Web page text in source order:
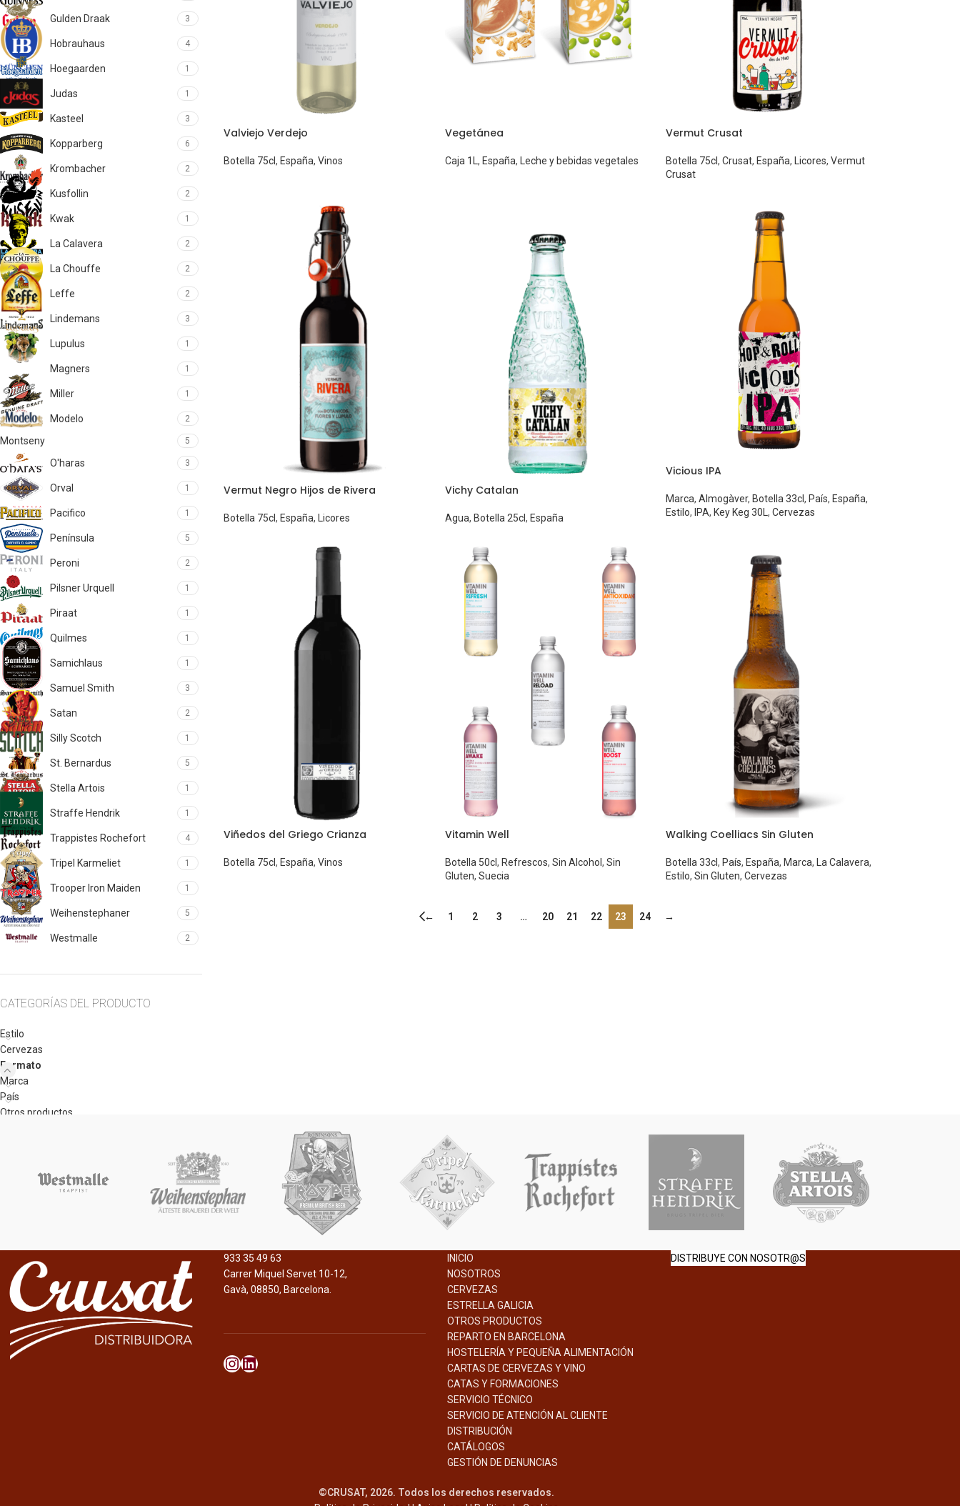
Gulden Draak 3
Hobrauhaus 4
Hoegaarden 1
Judas 1
Kasteel 3
Kopparberg 6
Krombacher 2
Kusfollin 2
Kwak 1
La Calavera 2
La Chouffe 2
Leffe 2
Lindemans 3
Lupulus 1
Magners 1
Miller 1
Modelo 2
Montseny 5
O'haras 3
Orval 1
Pacifico 1
Península 5
Peroni 2
Pilsner Urquell 1
Piraat 1
Quilmes 1
Samichlaus 1
Samuel Smith 3
Satan 2
Silly Scotch 1
St. Bernardus 5
Stella Artois 1
Straffe Hendrik 1
Trappistes Rochefort 4
Tripel Karmeliet 1
Trooper Iron Maiden 1
Weihenstephaner 5
Westmalle 2
CATEGORÍAS DEL PRODUCTO
Estilo
Cervezas
Formato
Marca
País
Otros productos
Valviejo Verdejo
Botella 75cl, España, Vinos
Vegetánea
Caja 1L , España, Leche y bebidas vegetales
Vermut Crusat
Botella 75cl, Crusat, España, Licores, Vermut
Crusat
Vermut Negro Hijos de Rivera
Botella 75cl, España, Licores
Vichy Catalan
Agua, Botella 25cl, España
Vicious IPA
Marca, Almogàver, Botella 33cl, País, España,
Estilo, IPA, Key Keg 30L, Cervezas
Viñedos del Griego Crianza
Botella 75cl, España, Vinos
Vitamin Well
Botella 50cl, Refrescos, Sin Alcohol , Sin
Gluten, Suecia
Walking Coelliacs Sin Gluten
Botella 33cl, País, España, Marca, La Calavera,
Estilo, Sin Gluten, Cervezas
← 1 2 3 … 20 21 22 23 24 →
933 35 49 63
Carrer Miquel Servet 10-12,
Gavà, 08850, Barcelona.
INICIO
NOSOTROS
CERVEZAS
ESTRELLA GALICIA
OTROS PRODUCTOS
REPARTO EN BARCELONA
HOSTELERÍA Y PEQUEÑA ALIMENTACIÓN
CARTAS DE CERVEZAS Y VINO
CATAS Y FORMACIONES
SERVICIO TÉCNICO
SERVICIO DE ATENCIÓN AL CLIENTE
DISTRIBUCIÓN
CATÁLOGOS
GESTIÓN DE DENUNCIAS
DISTRIBUYE CON NOSOTR@S
©CRUSAT, 2026. Todos los derechos reservados.